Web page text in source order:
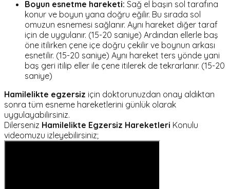
Boyun esnetme hareketi: Sağ el başın sol tarafına
konur ve boyun yana doğru eğilir. Bu sırada sol
omuzun esnemesi sağlanır. Aynı hareket diğer taraf
için de uygulanır. (15-20 saniye) Ardından ellerle baş
öne itilirken çene içe doğru çekilir ve boynun arkası
esnetilir. (15-20 saniye) Aynı hareket ters yönde yani
baş geri itilip eller ile çene itilerek de tekrarlanır. (15-20
saniye)
Hamilelikte egzersiz için doktorunuzdan onay aldıktan
sonra tüm esneme hareketlerini günlük olarak
uygulayabilirsiniz.
Dilerseniz Hamilelikte Egzersiz Hareketleri Konulu
videomuzu izleyebilirsiniz;